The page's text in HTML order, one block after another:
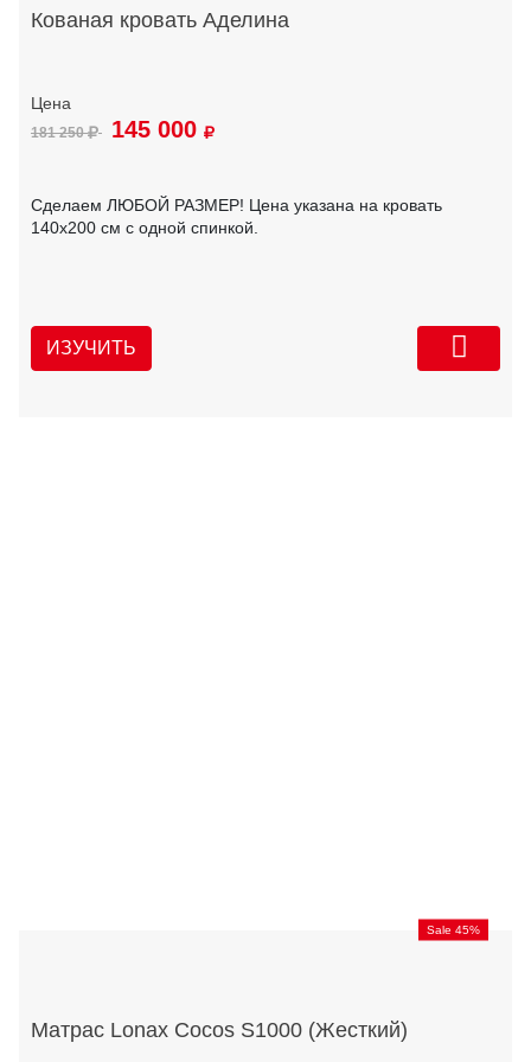
Кованая кровать Аделина
181 250 145 000
Сделаем ЛЮБОЙ РАЗМЕР! Цена указана на кровать
140х200 см с одной спинкой.
ИЗУЧИТЬ
Sale 45%
Матрас Lonax Cocos S1000 (Жесткий)